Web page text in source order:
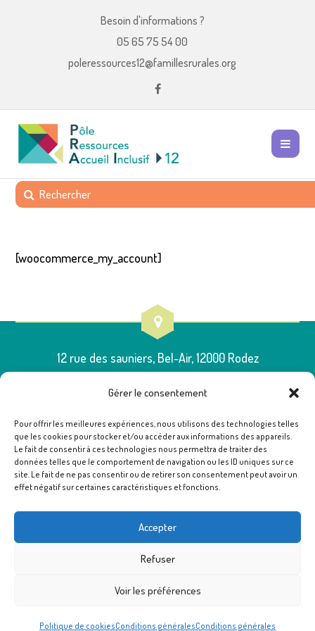
Gérer le consentement
Pour offrir les meilleures expériences, nous utilisons des technologies telles
que les cookies pour stocker et/ou accéder aux informations des appareils.
Le fait de consentir à ces technologies nous permettra de traiter des
données telles que le comportement de navigation ou les ID uniques sur ce
site. Le fait de ne pas consentir ou de retirer son consentement peut avoir un
effet négatif sur certaines caractéristiques et fonctions.
Accepter
Refuser
Voir les préférences
Politique de cookiesConditions généralesConditions générales
Besoin d'informations ?
05 65 75 54 00
poleressources12@famillesrurales.org
[woocommerce_my_account]
12 rue des sauniers, Bel-Air, 12000 Rodez
05 65 75 54 00
poleressources12@famillesrurales.org